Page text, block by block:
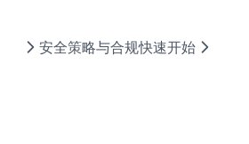
安全策略与合规快速开始